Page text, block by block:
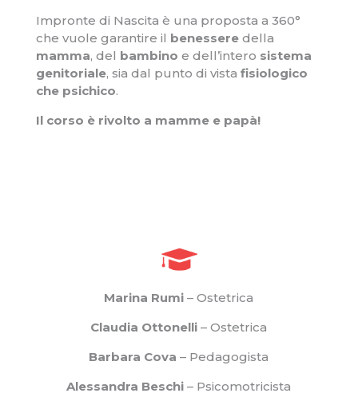
Impronte di Nascita è una proposta a 360°
che vuole garantire il benesseredella
mamma, del bambino e dell’intero sistema
genitoriale, sia dal punto di vista fisiologico
che psichico.
Il corso è rivolto a mamme e papà!
Marina Rumi – Ostetrica
Claudia Ottonelli – Ostetrica
Barbara Cova – Pedagogista
Alessandra Beschi – Psicomotricista